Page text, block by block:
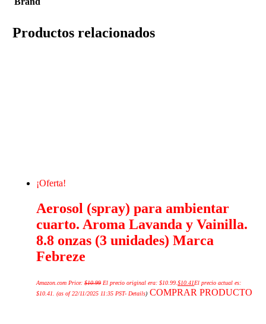
Productos relacionados
¡Oferta!
Aerosol (spray) para ambientar
cuarto. Aroma Lavanda y Vainilla.
8.8 onzas (3 unidades) Marca
Febreze
Amazon.com Price:$10.99 El precio original era: $10.99.$10.41El precio actual es:
$10.41.
(as of 22/11/2025 11:35 PST- Details) COMPRAR PRODUCTO